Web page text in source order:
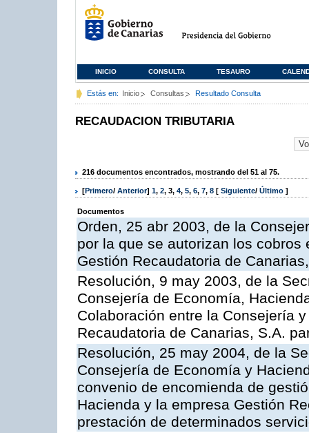
INICIO CONSULTA TESAURO
Estás en: Inicio Consultas Resultado Consulta
RECAUDACION TRIBUTARIA
216 documentos encontrados, mostrando del 51 al 75.
[Primero/ Anterior] 1, 2, 3, 4, 5, 6, 7, 8 [ Siguiente/ Último ]
Documentos
Orden, 25 abr 2003, de la
por la que se autorizan los
Gestión Recaudatoria de
Resolución, 9 may 2003, de la
Consejería de Economía,
Colaboración entre la Consejería
Recaudatoria de Canarias, S.A.
Resolución, 25 may 2004, de la
Consejería de Economía y
convenio de encomienda de
Hacienda y la empresa Gestión
prestación de determinados